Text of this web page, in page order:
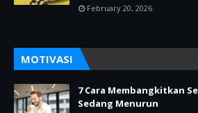
February 20, 2026
MOTIVASI
7 Cara Membangkitkan
Sedang Menurun